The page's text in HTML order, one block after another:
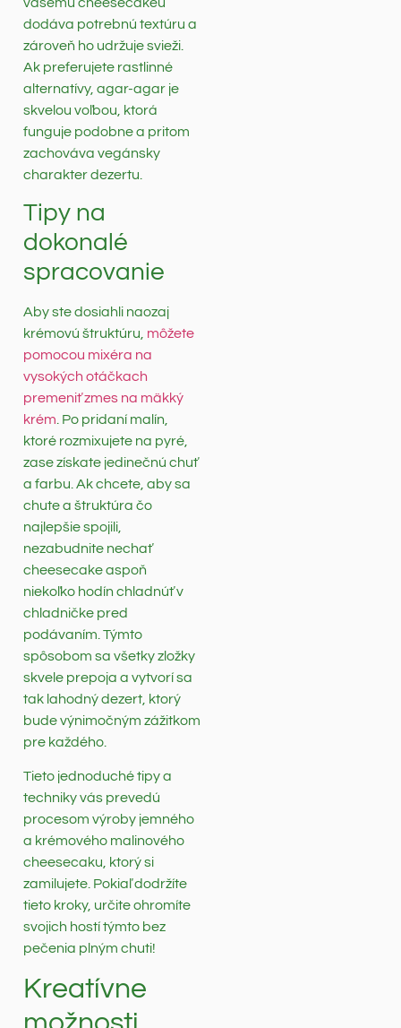
dodáva potrebnú textúru a
zároveň ho udržuje svieži.
Ak preferujete rastlinné
alternatívy, agar-agar je
skvelou voľbou, ktorá
funguje podobne a pritom
zachováva vegánsky
charakter dezertu.
Tipy na
dokonalé
spracovanie
Aby ste dosiahli naozaj
krémovú štruktúru, môžete
pomocou mixéra na
vysokých otáčkach
premeniť zmes na mäkký
krém . Po pridaní malín,
ktoré rozmixujete na pyré,
zase získate jedinečnú chuť
a farbu. Ak chcete, aby sa
chute a štruktúra čo
najlepšie spojili,
nezabudnite nechať
cheesecake aspoň
niekoľko hodín chladnúť v
chladničke pred
podávaním. Týmto
spôsobom sa všetky zložky
skvele prepoja a vytvorí sa
tak lahodný dezert, ktorý
bude výnimočným zážitkom
pre každého.
Tieto jednoduché tipy a
techniky vás prevedú
procesom výroby jemného
a krémového malinového
cheesecaku, ktorý si
zamilujete. Pokiaľ dodržíte
tieto kroky, určite ohromíte
svojich hostí týmto bez
pečenia plným chuti!
Kreatívne